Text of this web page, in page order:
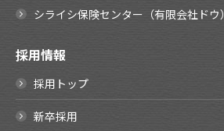
シライシ保険センター（有限会社ドウ）
採用情報
採用トップ
新卒採用